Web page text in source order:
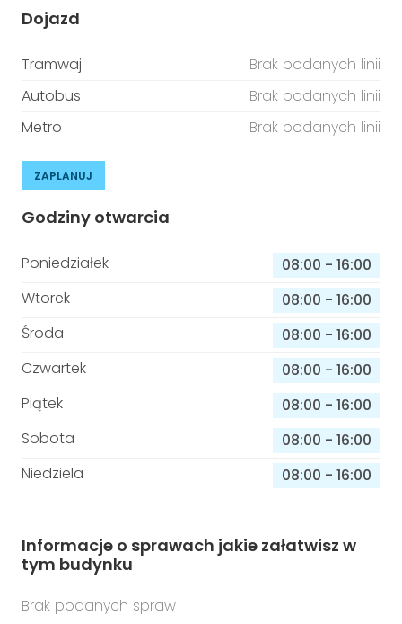
Dojazd
Tramwaj
Brak podanych linii
Autobus
Brak podanych linii
Metro
Brak podanych linii
ZAPLANUJ
Godziny otwarcia
Poniedziałek 08:00 - 16:00
Wtorek
08:00 - 16:00
Środa
08:00 - 16:00
Czwartek
08:00 - 16:00
Piątek
08:00 - 16:00
Sobota
08:00 - 16:00
Niedziela
08:00 - 16:00
Informacje o sprawach jakie załatwisz w
tym budynku
Brak podanych spraw